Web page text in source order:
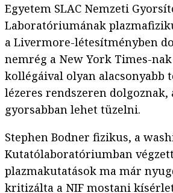
Egyetem SLAC Nemzeti
Laboratóriumának
a Livermore-létesítményben
nemrég a New York Times-
kollégáival olyan alacsonyabb
lézeres rendszeren
gyorsabban lehet tüzelni.
Stephen Bodner fizikus, a
Kutatólaboratóriumban
plazmakutatások ma már
kritizálta a NIF mostani